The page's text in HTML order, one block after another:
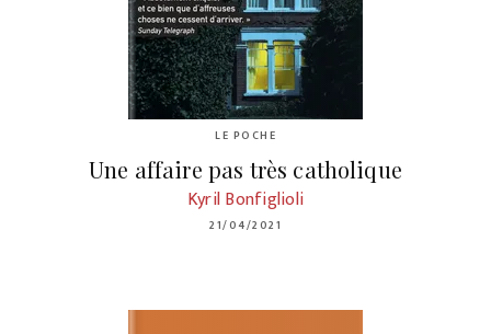
LE POCHE
Une affaire pas très catholique
Kyril Bonfiglioli
21/04/2021